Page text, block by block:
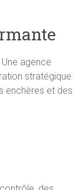
agence
stratégique
enchères et des